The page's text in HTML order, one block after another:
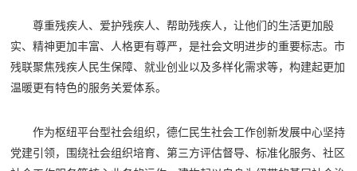
尊重残疾人、爱护残疾人、帮助残疾人，让他们的生活更加殷
实、精神更加丰富、人格更有尊严，是社会文明进步的重要标志。市
残联聚焦残疾人民生保障、就业创业以及多样化需求等，构建起更加
温暖更有特色的服务关爱体系。
作为枢纽平台型社会组织，德仁民生社会工作创新发展中心坚持
党建引领，围绕社会组织培育、第三方评估督导、标准化服务、社区